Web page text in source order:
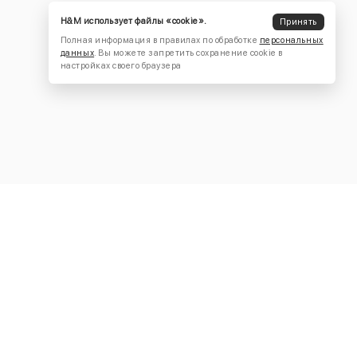
H&M использует файлы «cookie».
Принять
Полная информация в правилах по обработке персональных
данных. Вы можете запретить сохранение cookie в
настройках своего браузера